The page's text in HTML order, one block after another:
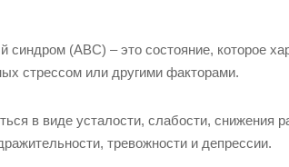
синдром (АВС) – это состояние, которое
стрессом или другими факторами.
в виде усталости, слабости, снижения
тревожности и депрессии.